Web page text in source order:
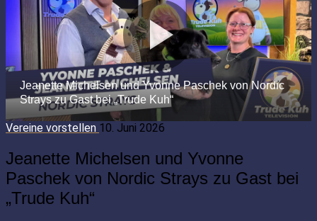
Vereine vorstellen 10. Juni 2026
Jeanette Michelsen und Yvonne
Paschek von Nordic Strays zu Gast bei
„Trude Kuh“